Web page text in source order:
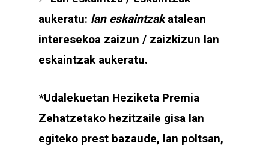
aukeratu: lan eskaintzakatalean
interesekoa zaizun / zaizkizun lan
eskaintzak aukeratu.
*Udalekuetan Heziketa Premia
Zehatzetako hezitzaile gisa lan
egiteko prest bazaude, lan poltsan,